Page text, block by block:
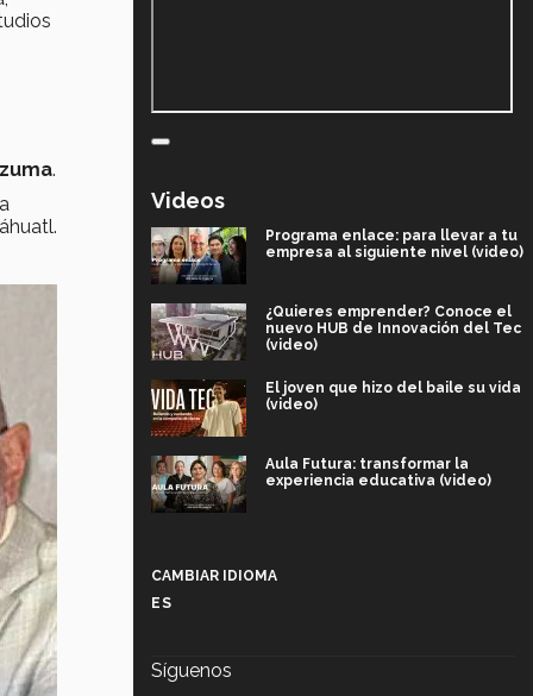
.
Videos
Programa enlace: para llevar a tu
empresa al siguiente nivel (video)
¿Quieres emprender? Conoce el
nuevo HUB de Innovación del Tec
(video)
El joven que hizo del baile su vida
(video)
Aula Futura: transformar la
experiencia educativa (video)
CAMBIAR IDIOMA
ES
Síguenos